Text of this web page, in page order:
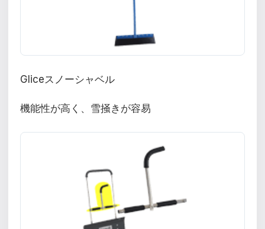
Gliceスノーシャベル
機能性が高く、雪掻きが容易